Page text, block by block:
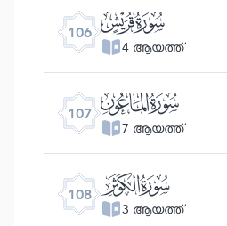
106 ﰗ
4 ആയത്ത്
107 ﰘ
7 ആയത്ത്
108 ﰙ
3 ആയത്ത്